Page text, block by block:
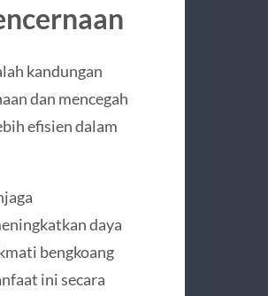
kandungan
dan mencegah
efisien dalam
daya
bengkoang
ini secara